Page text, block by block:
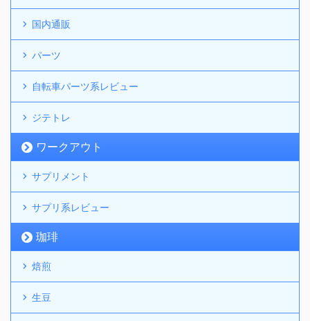
国内通販
パーツ
自転車パーツ系レビュー
ジテトレ
ワークアウト
サプリメント
サプリ系レビュー
珈琲
焙煎
生豆